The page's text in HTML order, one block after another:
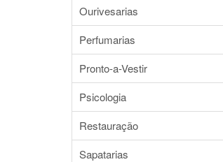
Ourivesarias
Perfumarias
Pronto-a-Vestir
Psicologia
Restauração
Sapatarias